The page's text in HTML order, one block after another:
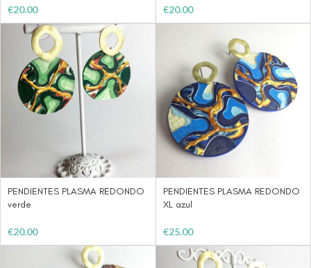
€20.00 €20.00
PENDIENTES PLASMA REDONDO
verde
€20.00
PENDIENTES PLASMA REDONDO
XL azul
€25.00